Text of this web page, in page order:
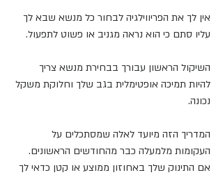
אין לך את הפריווילגיה לבחור כל מנשא שבא לך
עליו סתם כי הוא נראה מגניב או פשוט לתפעול.
השיקול הראשון עבורך בבחירת מנשא צריך
להיות תמיכה אופטימלית בגב שלך וחלוקת משקל
נכונה.
המדריך הזה מיועד לאלה שמסתכלים על
העקומות מלמעלה כבר מהחודשים הראשונים.
אם התינוק שלך באחוזון ממוצע או קטן כדאי לך